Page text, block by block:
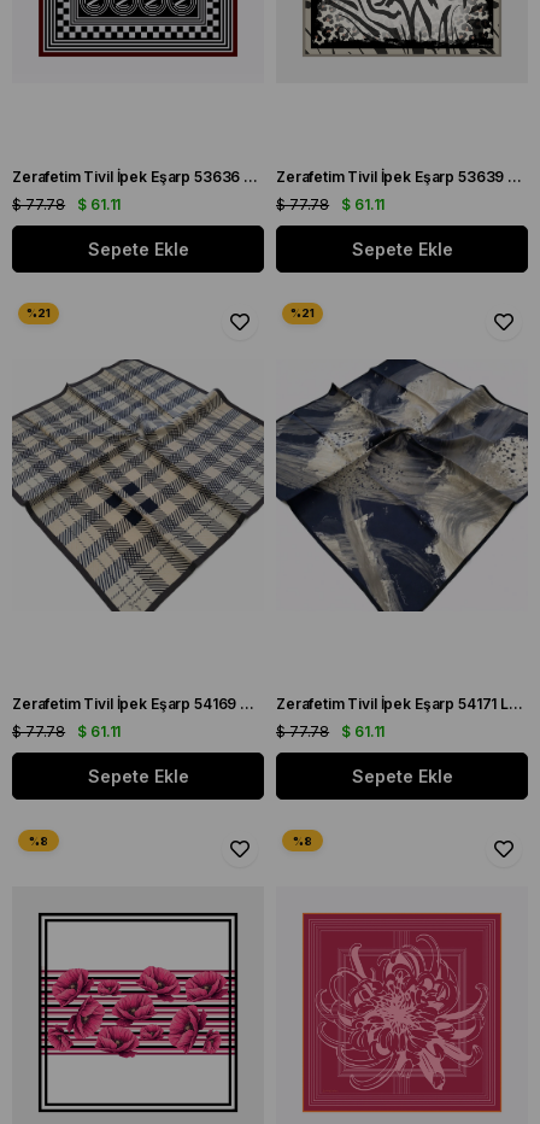
Zerafetim Tivil İpek Eşarp 53636 Siyah Bordo Soyut Desen
$ 61.11
$ 77.78
Sepete Ekle
Zerafetim Tivil İpek Eşarp 53639 Siyah Gri Soyut Desen
$ 61.11
$ 77.78
Sepete Ekle
Zerafetim Tivil İpek Eşarp 54169 Gri Ekose Desen
$ 61.11
$ 77.78
Sepete Ekle
Zerafetim Tivil İpek Eşarp 54171 Lacivert Batik Desen
$ 61.11
$ 77.78
Sepete Ekle